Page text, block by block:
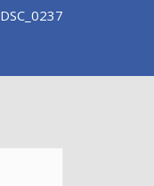
DSC_0237